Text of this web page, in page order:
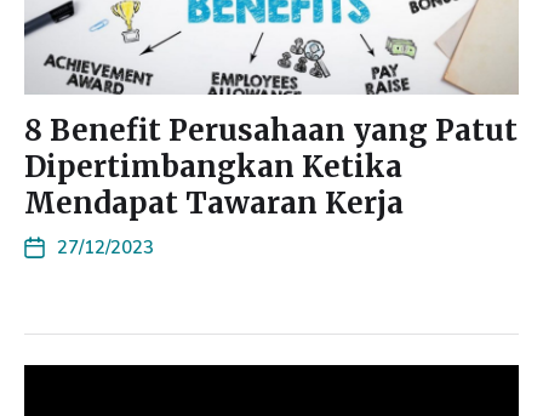
8 Benefit Perusahaan yang Patut
Dipertimbangkan Ketika
Mendapat Tawaran Kerja
27/12/2023